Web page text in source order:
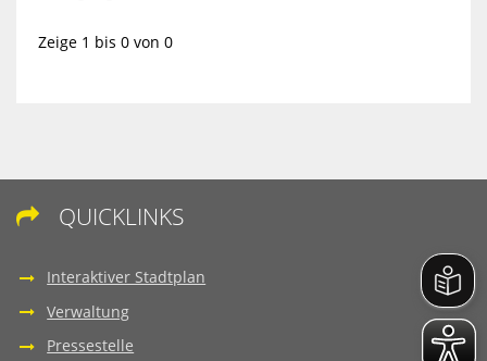
Zeige 1 bis 0 von 0
 QUICKLINKS
Interaktiver Stadtplan
Verwaltung
Pressestelle